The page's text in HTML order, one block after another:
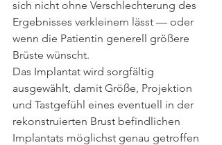
sich nicht ohne Verschlechterung des
Ergebnisses verkleinern lässt — oder
wenn die Patientin generell größere
Brüste wünscht.
Das Implantat wird sorgfältig
ausgewählt, damit Größe, Projektion
und Tastgefühl eines eventuell in der
rekonstruierten Brust befindlichen
Implantats möglichst genau getroffen